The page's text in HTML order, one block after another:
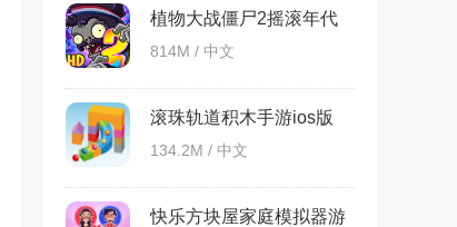
植物大战僵尸2摇滚年代
814M / 中文
滚珠轨道积‪木‬手游ios版
134.2M / 中文
快乐方块屋家庭模拟器游